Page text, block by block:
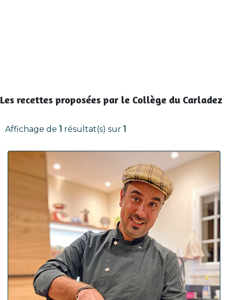
Les recettes proposées par le Collège du Carladez
Affichage de 1 résultat(s) sur 1